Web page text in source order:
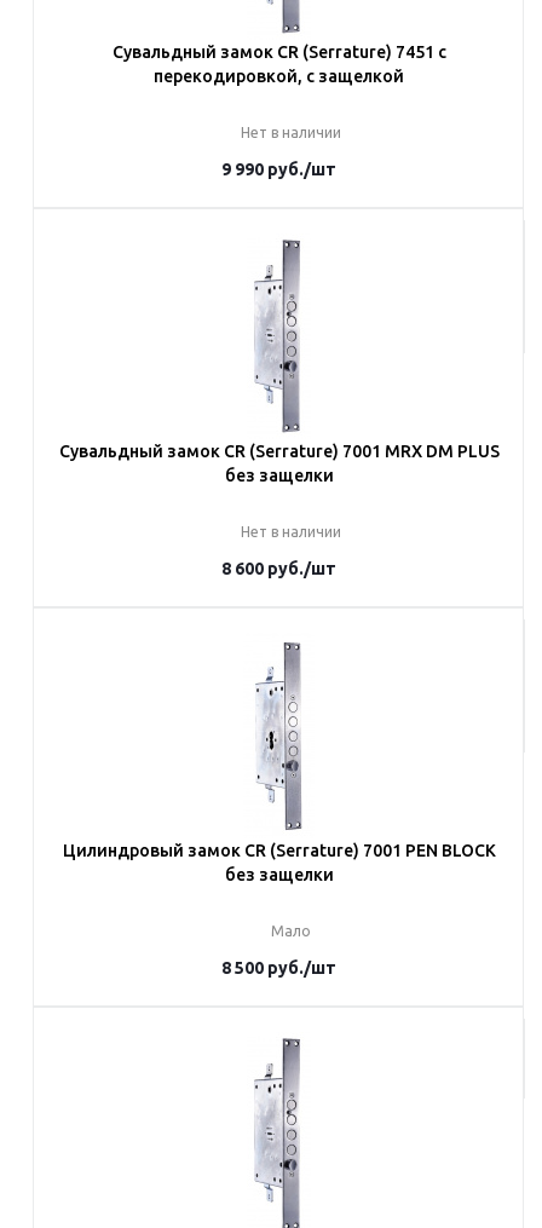
Сувальдный замок CR (Serrature) 7451 с
перекодировкой, с защелкой
Нет в наличии
9 990 руб./шт
Наши менеджеры обязательно свяжутся с вами и уточнят условия
заказа
Сувальдный замок CR (Serrature) 7001 MRX DM PLUS
без защелки
Нет в наличии
8 600 руб./шт
Под заказ
Наши менеджеры обязательно свяжутся с вами и уточнят условия
заказа
Цилиндровый замок CR (Serrature) 7001 PEN BLOCK
без защелки
Мало
8 500 руб./шт